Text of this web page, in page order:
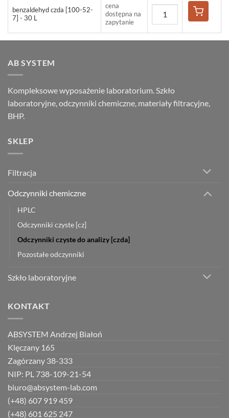
benzaldehyd czda [100-52-
7] - 30 L
cena
dostępna na
zapytanie
AB SYSTEM
Kompleksowe wyposażenie laboratorium. Szkło
laboratoryjne, odczynniki chemiczne, materiały filtracyjne,
BHP.
SKLEP
Filtracja
Odczynniki chemiczne
HPLC
Odczynniki czyste [cz]
Odczynniki czyste do analizy [czda]
Pozostałe odczynniki
Szkło laboratoryjne
KONTAKT
ABSYSTEM Andrzej Białoń
Klęczany 165
Zagórzany 38-333
NIP: PL 738-109-21-54
biuro@absystem-lab.com
(+48) 607 919 459
(+48) 601 625 247